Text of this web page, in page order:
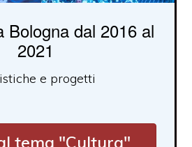
Bologna dal 2016 al
2021
e progetti
tema "Cultura"